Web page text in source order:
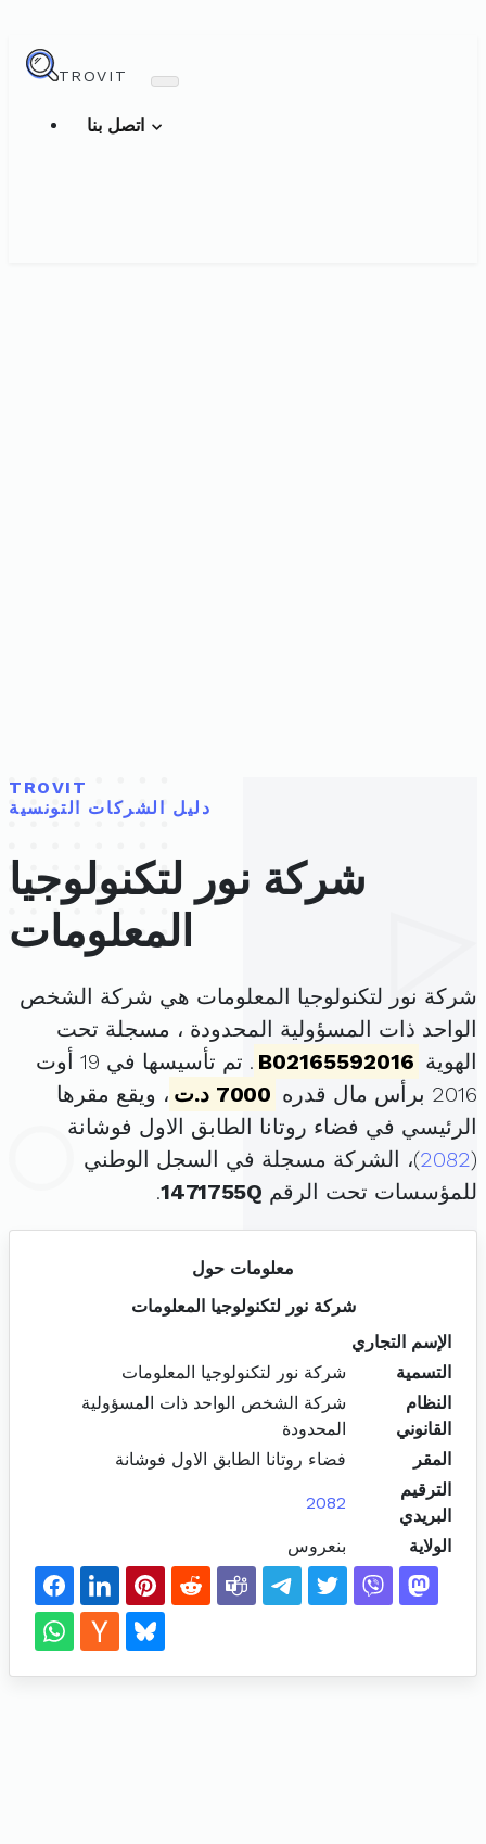
TROVIT
TROVIT
دليل الشركات التونسية
شركة نور لتكنولوجيا
المعلومات
شركة نور لتكنولوجيا المعلومات هي شركة الشخص
الواحد ذات المسؤولية المحدودة ، مسجلة تحت
الهوية B02165592016
. تم تأسيسها في 19 أوت
2016 برأس مال قدره
7000 د.ت
، ويقع مقرها
الرئيسي في فضاء روتانا الطابق الاول فوشانة
(
2082)، الشركة مسجلة في السجل الوطني
للمؤسسات تحت الرقم 1471755Q
.
معلومات حول
شركة نور لتكنولوجيا المعلومات
الإسم التجاري
التسمية
شركة نور لتكنولوجيا المعلومات
النظام
القانوني
شركة الشخص الواحد ذات المسؤولية
المحدودة
المقر
فضاء روتانا الطابق الاول فوشانة
الترقيم
البريدي
2082
الولاية بنعروس